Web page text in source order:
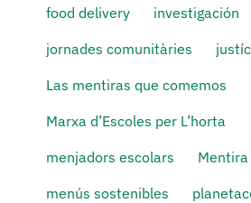
food delivery
investigación
jornades comunitàries
Las mentiras que comemos
Marxa d’Escoles per L’horta
menjadors escolars
menús sostenibles